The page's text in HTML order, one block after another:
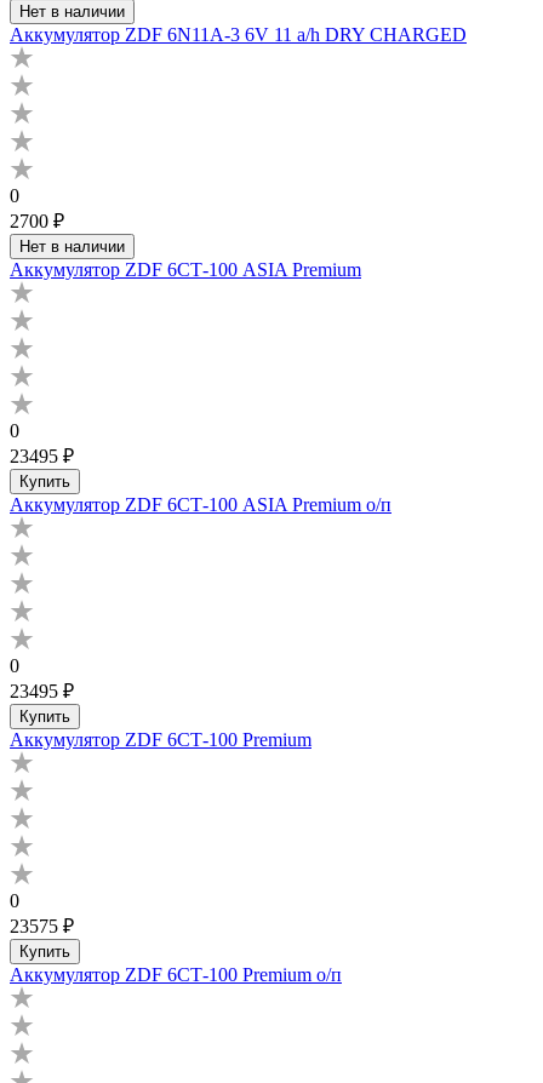
Нет в наличии
Аккумулятор ZDF 6N11A-3 6V 11 a/h DRY CHARGED
0
2700 ₽
Нет в наличии
Аккумулятор ZDF 6СТ-100 ASIA Premium
0
23495 ₽
Купить
Аккумулятор ZDF 6СТ-100 ASIA Premium о/п
0
23495 ₽
Купить
Аккумулятор ZDF 6СТ-100 Premium
0
23575 ₽
Купить
Аккумулятор ZDF 6СТ-100 Premium о/п